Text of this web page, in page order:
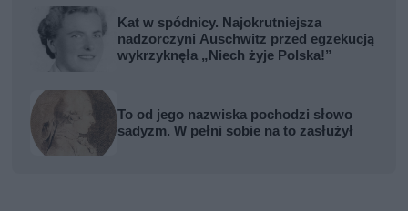
Kat w spódnicy. Najokrutniejsza
nadzorczyni Auschwitz przed egzekucją
wykrzyknęła „Niech żyje Polska!”
To od jego nazwiska pochodzi słowo
sadyzm. W pełni sobie na to zasłużył